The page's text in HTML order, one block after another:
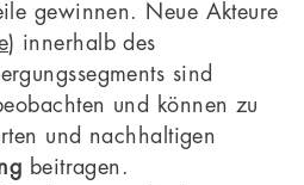
gewinnen. Neue Akteure
) innerhalb des
sind
und können zu
und nachhaltigen
beitragen.